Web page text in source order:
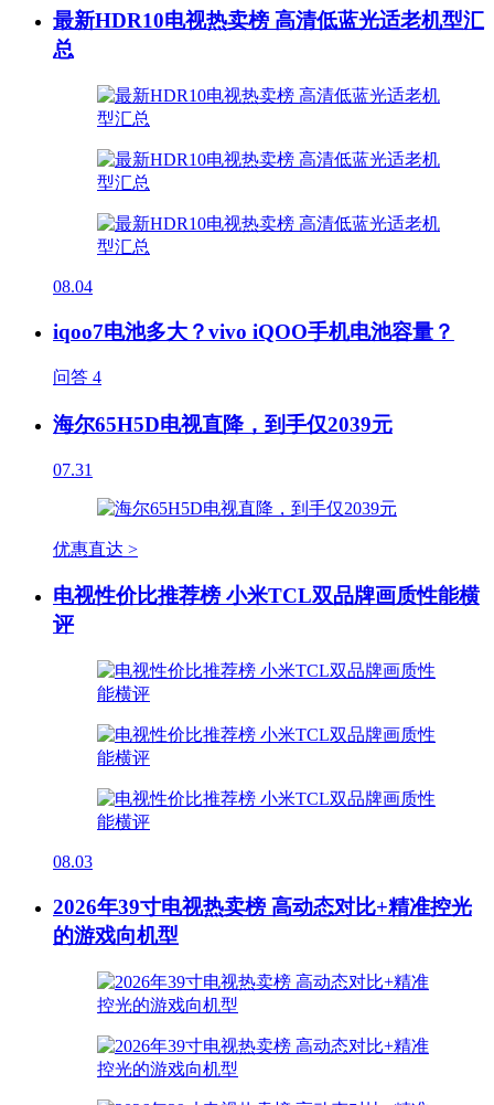
最新HDR10电视热卖榜 高清低蓝光适老机型汇
总
08.04
iqoo7电池多大？vivo iQOO手机电池容量？
问答 4
海尔65H5D电视直降，到手仅2039元
07.31
优惠直达 >
电视性价比推荐榜 小米TCL双品牌画质性能横
评
08.03
2026年39寸电视热卖榜 高动态对比+精准控光
的游戏向机型